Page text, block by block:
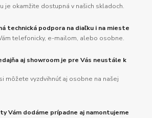
je okamžite dostupná v našich skladoch.
technická podpora na diaľku i na mieste
telefonicky, e-mailom, alebo osobne.
aj showroom je pre Vás neustále k
môžete vyzdvihnúť aj osobne na našej
Vám dodáme prípadne aj namontujeme